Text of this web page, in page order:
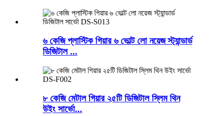
৬ কেজি প্লাস্টিক গিয়ার ৬ ভোল্ট লো নয়েজ স্ট্যান্ডার্ড
ডিজিটাল ...
৮ কেজি মেটাল গিয়ার ২৫টি ডিজিটাল স্লিম থিন
উইং সার্ভো...